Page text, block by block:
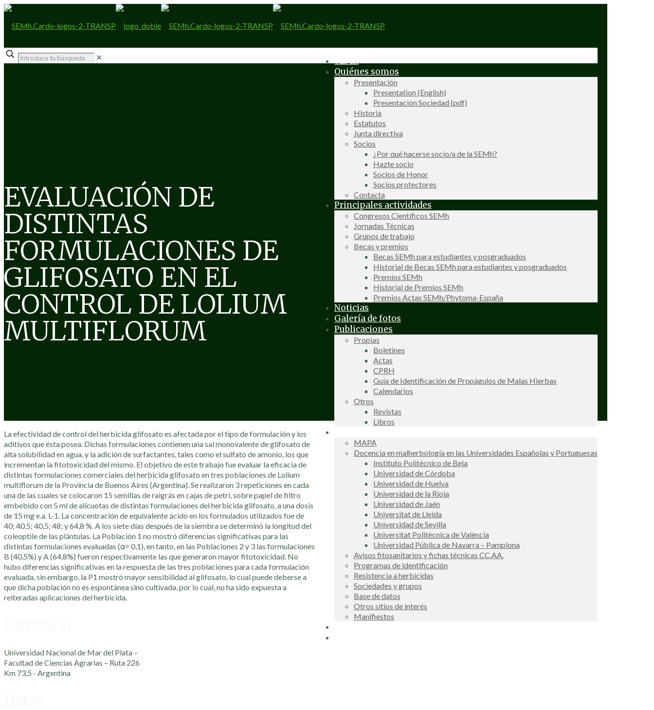
SEMh
Quiénes somos
Presentación
Presentation (English)
Presentación Sociedad (pdf)
Historia
Estatutos
Junta directiva
Socios
¿Por qué hacerse socio/a de la SEMh?
Hazte socio
Socios de Honor
Socios protectores
Contacta
Principales actividades
Congresos Científicos SEMh
Jornadas Técnicas
Grupos de trabajo
Becas y premios
Becas SEMh para estudiantes y posgraduados
Historial de Becas SEMh para estudiantes y posgraduados
Premios SEMh
Historial de Premios SEMh
Premios Actas SEMh/Phytoma-España
Noticias
Galería de fotos
Publicaciones
Propias
Boletines
Actas
CPRH
Guía de Identificación de Propágulos de Malas Hierbas
Calendarios
Otros
Revistas
Libros
MAPA
Docencia en malherbología en las Universidades Españolas y Portuguesas
Instituto Politécnico de Beja
Universidad de Córdoba
Universidad de Huelva
Universidad de la Rioja
Universidad de Jaén
Universitat de Lleida
Universidad de Sevilla
Universitat Politècnica de València
Universidad Pública de Navarra – Pamplona
Avisos fitosanitarios y fichas técnicas CC.AA.
Programas de identificación
Resistencia a herbicidas
Sociedades y grupos
Base de datos
Otros sitios de interés
Manifiestos
✕
EVALUACIÓN DE
DISTINTAS
FORMULACIONES DE
GLIFOSATO EN EL
CONTROL DE LOLIUM
MULTIFLORUM
La efectividad de control del herbicida glifosato es afectada por el tipo de formulación y los
aditivos que ésta posea. Dichas formulaciones contienen una sal monovalente de glifosato de
alta solubilidad en agua, y la adición de surfactantes, tales como el sulfato de amonio, los que
incrementan la fitotoxicidad del mismo. El objetivo de este trabajo fue evaluar la eficacia de
distintas formulaciones comerciales del herbicida glifosato en tres poblaciones de Lolium
multiflorum de la Provincia de Buenos Aires (Argentina). Se realizaron 3 repeticiones en cada
una de las cuales se colocaron 15 semillas de raigrás en cajas de petri, sobre papel de filtro
embebido con 5 ml de alícuotas de distintas formulaciones del herbicida glifosato, a una dosis
de 15 mg e.a. L-1. La concentración de equivalente ácido en los formulados utilizados fue de
40; 40,5; 40,5; 48; y 64,8 %. A los siete días después de la siembra se determinó la longitud del
coleoptile de las plántulas. La Población 1 no mostró diferencias significativas para las
distintas formulaciones evaluadas (α= 0,1), en tanto, en las Poblaciones 2 y 3 las formulaciones
B (40,5%) y A (64,8%) fueron respectivamente las que generaron mayor fitotoxicidad. No
hubo diferencias significativas en la respuesta de las tres poblaciones para cada formulación
evaluada, sin embargo, la P1 mostró mayor sensibilidad al glifosato, lo cual puede deberse a
que dicha población no es espontánea sino cultivada, por lo cual, no ha sido expuesta a
reiteradas aplicaciones del herbicida.
Universidad Nacional de Mar del Plata –
Facultad de Ciencias Agrarias – Ruta 226
Km 73,5 - Argentina